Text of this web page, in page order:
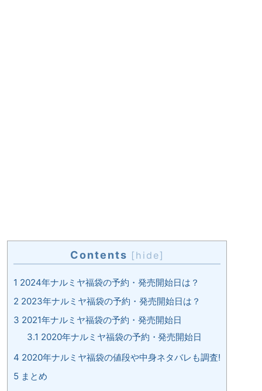
Contents [ hide]
1 2024年ナルミヤ福袋の予約・発売開始日は？
2 2023年ナルミヤ福袋の予約・発売開始日は？
3 2021年ナルミヤ福袋の予約・発売開始日
3.1 2020年ナルミヤ福袋の予約・発売開始日
4 2020年ナルミヤ福袋の値段や中身ネタバレも調査!
5まとめ